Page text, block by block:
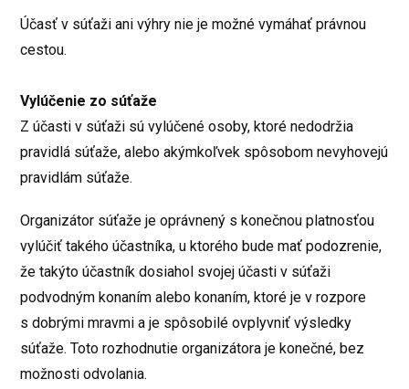
Účasť v súťaži ani výhry nie je možné vymáhať právnou
cestou.
Vylúčenie zo súťaže
Z účasti v súťaži sú vylúčené osoby, ktoré nedodržia
pravidlá súťaže, alebo akýmkoľvek spôsobom nevyhovejú
pravidlám súťaže.
Organizátor súťaže je oprávnený s konečnou platnosťou
vylúčiť takého účastníka, u ktorého bude mať podozrenie,
že takýto účastník dosiahol svojej účasti v súťaži
podvodným konaním alebo konaním, ktoré je v rozpore
s dobrými mravmi a je spôsobilé ovplyvniť výsledky
súťaže. Toto rozhodnutie organizátora je konečné, bez
možnosti odvolania.